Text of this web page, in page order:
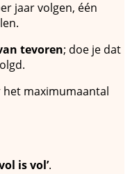
jaar volgen, één
tevoren; doe je dat
maximumaantal
is vol’.